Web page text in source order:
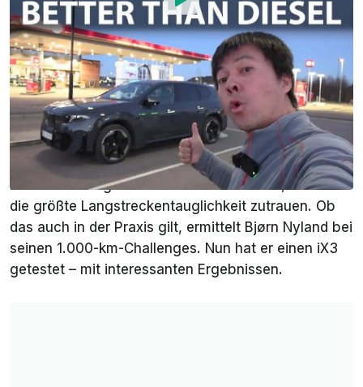
Von:Stefan Leichsenring
3. Maium08:26 Uhr
Als bevorzugte Quelle
InsideEVs auf Google
hinzufügen
805 km maximale Reichweite nach WLTP und sehr
schnelles Laden: Der neue BMW iX3 auf Basis der
Neuen Klassegehört zu den Elektroautos, denen wir
die größte Langstreckentauglichkeit zutrauen. Ob
das auch in der Praxis gilt, ermittelt Bjørn Nyland bei
seinen 1.000-km-Challenges. Nun hat er einen iX3
getestet – mit interessanten Ergebnissen.